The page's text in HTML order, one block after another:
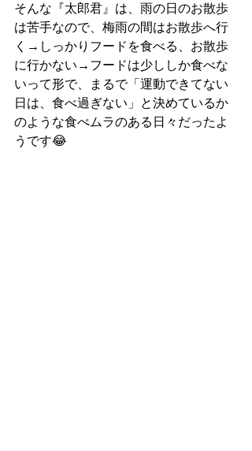
そんな『太郎君』は、雨の日のお散歩
は苦手なので、梅雨の間はお散歩へ行
く→しっかりフードを食べる、お散歩
に行かない→フードは少ししか食べな
いって形で、まるで「運動できてない
日は、食べ過ぎない」と決めているか
のような食べムラのある日々だったよ
うです😂